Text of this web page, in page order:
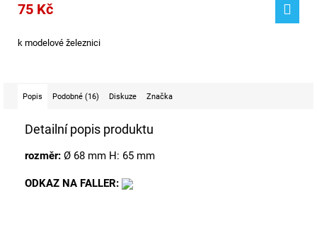
75 Kč
k modelové železnici
Popis Podobné (16) Diskuze Značka
Detailní popis produktu
rozměr: Ø 68 mm H: 65 mm
ODKAZ NA FALLER: